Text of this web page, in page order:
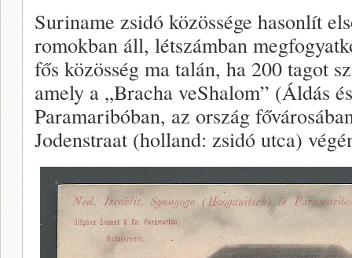
Suriname zsidó közössége hasonlít
romokban áll, létszámban
fős közösség ma talán, ha 200 tagot
amely a „Bracha veShalom” (Áldás
Paramaribóban, az ország
Jodenstraat (holland: zsidó utca)